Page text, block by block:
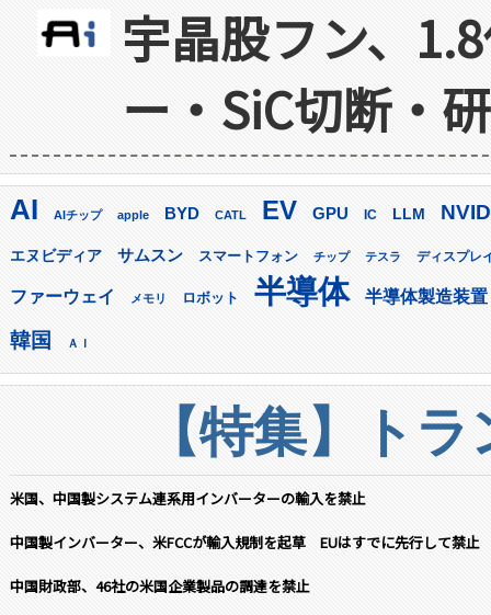
宇晶股フン、
ー・SiC切断・
AI AIチップ apple BYD CATL EV GPU IC LLM
エヌビディア サムスン スマートフォン チップ テスラ ディスプレ
ファーウェイ メモリ ロボット 半導体 半導体製造装置
韓国 ＡＩ
【特集】ト
米国、中国製システム連系用インバーターの輸入を禁止
中国製インバーター、米FCCが輸入規制を起草 EUはすでに先行して禁止
中国財政部、46社の米国企業製品の調達を禁止